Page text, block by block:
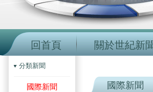
回首頁 關於世紀新
分類新聞
國際新聞 國際新聞